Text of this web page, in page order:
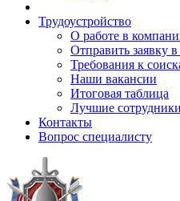
Трудоустройство
О работе в
Отправить заявку
Требования к
Наши вакансии
Итоговая таблица
Лучшие сотрудники
Контакты
Вопрос специалисту